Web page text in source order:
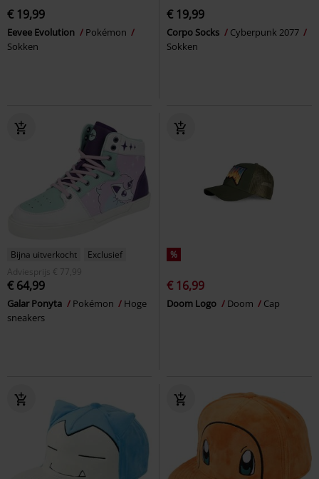
€ 19,99
Eevee Evolution
Pokémon
Sokken
€ 19,99
Corpo Socks
Cyberpunk 2077
Sokken
Bijna uitverkocht
Exclusief
Adviesprijs
€ 77,99
€ 64,99
Galar Ponyta Pokémon
Hoge
sneakers
%
€ 16,99
Doom Logo Doom Cap